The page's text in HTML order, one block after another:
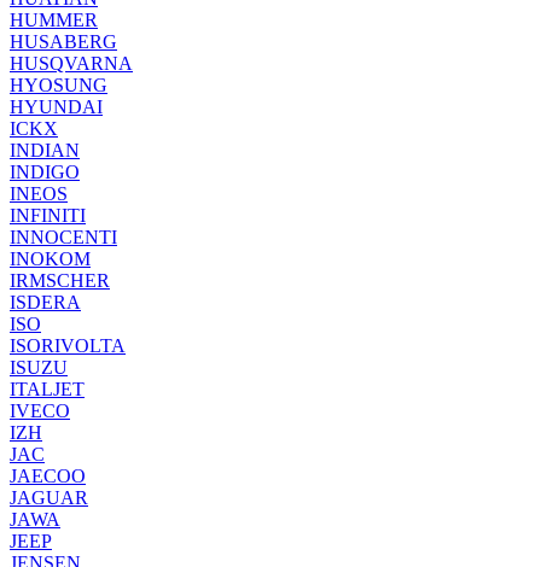
HUMMER
HUSABERG
HUSQVARNA
HYOSUNG
HYUNDAI
ICKX
INDIAN
INDIGO
INEOS
INFINITI
INNOCENTI
INOKOM
IRMSCHER
ISDERA
ISO
ISORIVOLTA
ISUZU
ITALJET
IVECO
IZH
JAC
JAECOO
JAGUAR
JAWA
JEEP
JENSEN